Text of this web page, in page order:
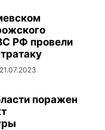
РФ провели
21.07.2023
поражен